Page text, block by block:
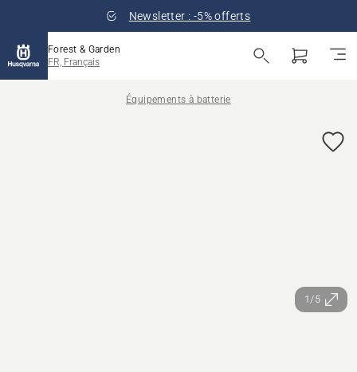
Newsletter : -5% offerts
Forest & Garden
FR, Français
Équipements à batterie
1/5